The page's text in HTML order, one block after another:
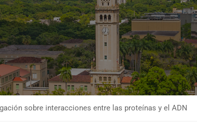
sobre interacciones entre las proteínas y el ADN